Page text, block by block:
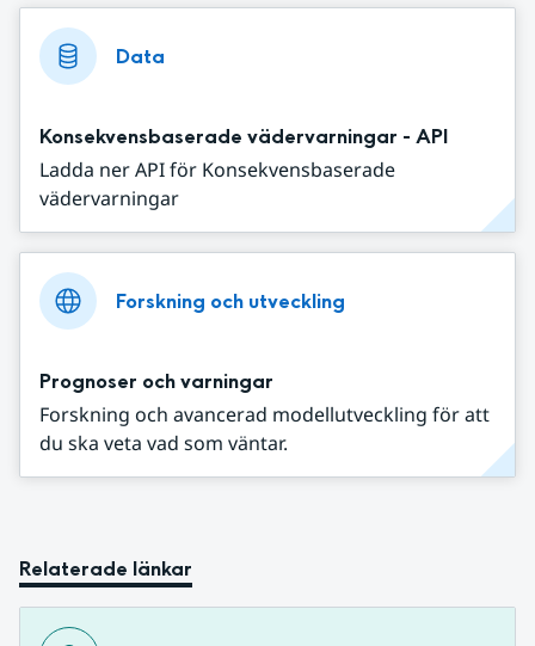
Data
Konsekvensbaserade vädervarningar - API
Ladda ner API för Konsekvensbaserade
vädervarningar
Forskning och utveckling
Prognoser och varningar
Forskning och avancerad modellutveckling för att
du ska veta vad som väntar.
Relaterade länkar